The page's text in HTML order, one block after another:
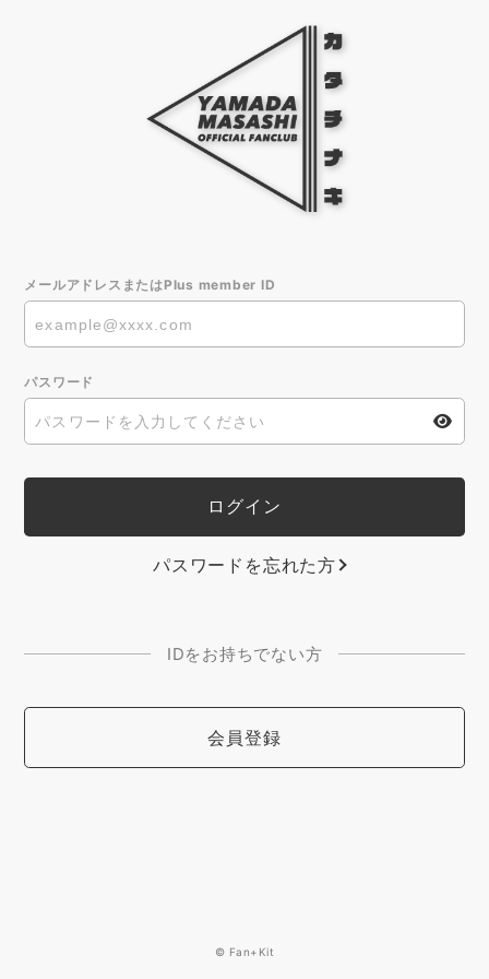
メールアドレスまたはPlus member ID
パスワード
パスワードを忘れた方
IDをお持ちでない方
会員登録
© Fan+Kit